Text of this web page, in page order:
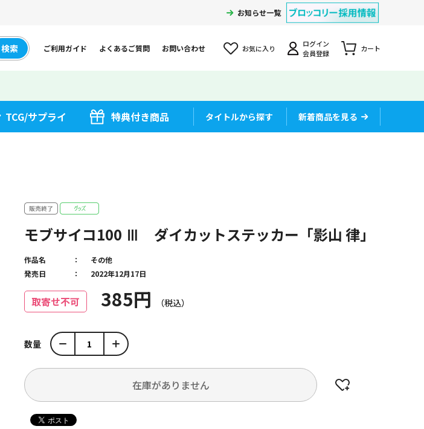
お知らせ一覧
検索 ご利用ガイド よくあるご質問 お問い合わせ お気に入り
ログイン
会員登録
カート
TCG/サプライ 特典付き商品 タイトルから探す 新着商品を見る
モブサイコ100 Ⅲ ダイカットステッカー「影山 律」
取寄せ不可 385円
作品名
その他
発売日
2022年12月17日
数量
在庫がありません